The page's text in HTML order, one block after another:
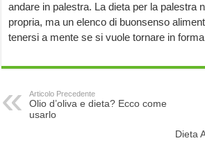
andare in palestra. La dieta per la palestra
propria, ma un elenco di buonsenso
tenersi a mente se si vuole tornare in
Articolo Precedente
Olio d’oliva e dieta? Ecco come
usarlo
Dieta